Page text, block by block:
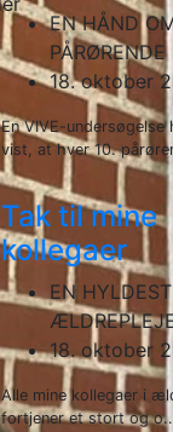
EN HÅND
PÅRØRENDE
18. oktober
En VIVE-undersøgelse
vist, at hver 10.
Tak til mine
kollegaer
EN
18. oktober
Alle mine kollegaer i
fortjener et stort og